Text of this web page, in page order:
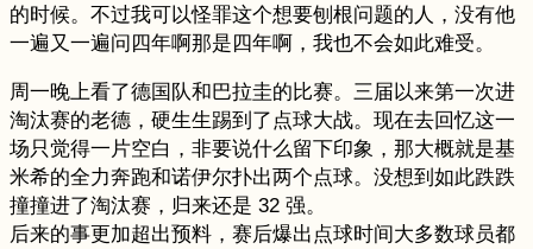
的时候。不过我可以怪罪这个想要刨根问题的人，没有他
一遍又一遍问四年啊那是四年啊，我也不会如此难受。
周一晚上看了德国队和巴拉圭的比赛。三届以来第一次进
淘汰赛的老德，硬生生踢到了点球大战。现在去回忆这一
场只觉得一片空白，非要说什么留下印象，那大概就是基
米希的全力奔跑和诺伊尔扑出两个点球。没想到如此跌跌
撞撞进了淘汰赛，归来还是 32 强。
后来的事更加超出预料，赛后爆出点球时间大多数球员都